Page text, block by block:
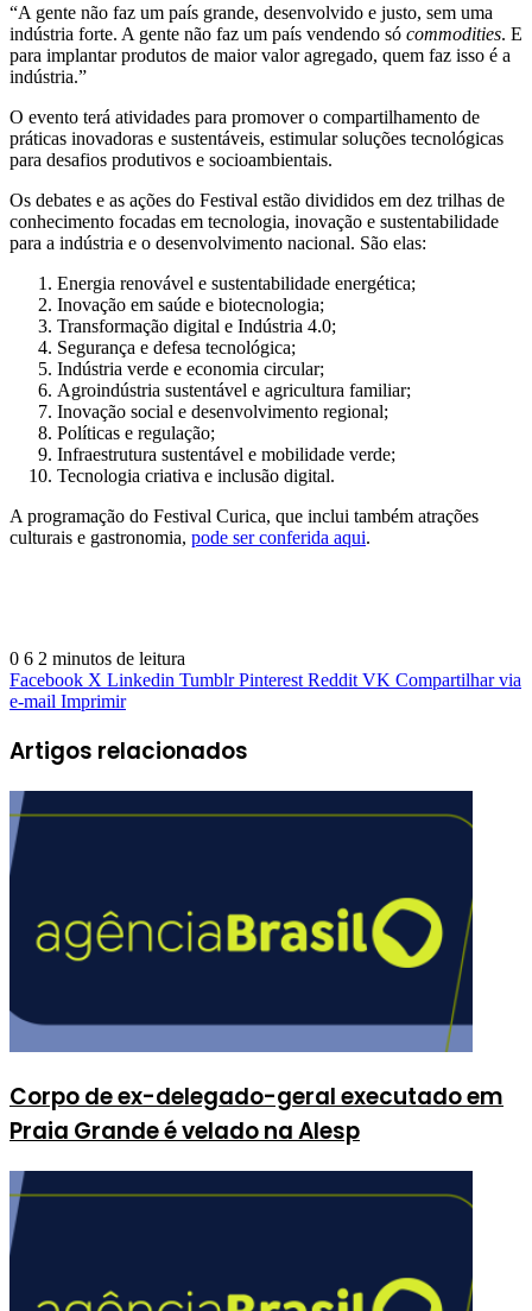
“A gente não faz um país grande, desenvolvido e justo, sem uma
indústria forte. A gente não faz um país vendendo só commodities. E
para implantar produtos de maior valor agregado, quem faz isso é a
indústria.”
O evento terá atividades para promover o compartilhamento de
práticas inovadoras e sustentáveis, estimular soluções tecnológicas
para desafios produtivos e socioambientais.
Os debates e as ações do Festival estão divididos em dez trilhas de
conhecimento focadas em tecnologia, inovação e sustentabilidade
para a indústria e o desenvolvimento nacional. São elas:
Energia renovável e sustentabilidade energética;
Inovação em saúde e biotecnologia;
Transformação digital e Indústria 4.0;
Segurança e defesa tecnológica;
Indústria verde e economia circular;
Agroindústria sustentável e agricultura familiar;
Inovação social e desenvolvimento regional;
Políticas e regulação;
Infraestrutura sustentável e mobilidade verde;
Tecnologia criativa e inclusão digital.
A programação do Festival Curica, que inclui também atrações
culturais e gastronomia, pode ser conferida aqui.
0 6 2 minutos de leitura
Facebook X Linkedin Tumblr Pinterest Reddit VK Compartilhar via
e-mail Imprimir
Artigos relacionados
Corpo de ex-delegado-geral executado em
Praia Grande é velado na Alesp